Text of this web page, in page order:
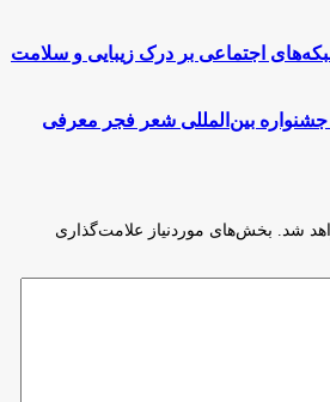
اجتماعی بر درک زیبایی و سلامت
جشنواره بین‌المللی شعر فجر معرفی
شد.
بخش‌های موردنیاز علامت‌گذاری